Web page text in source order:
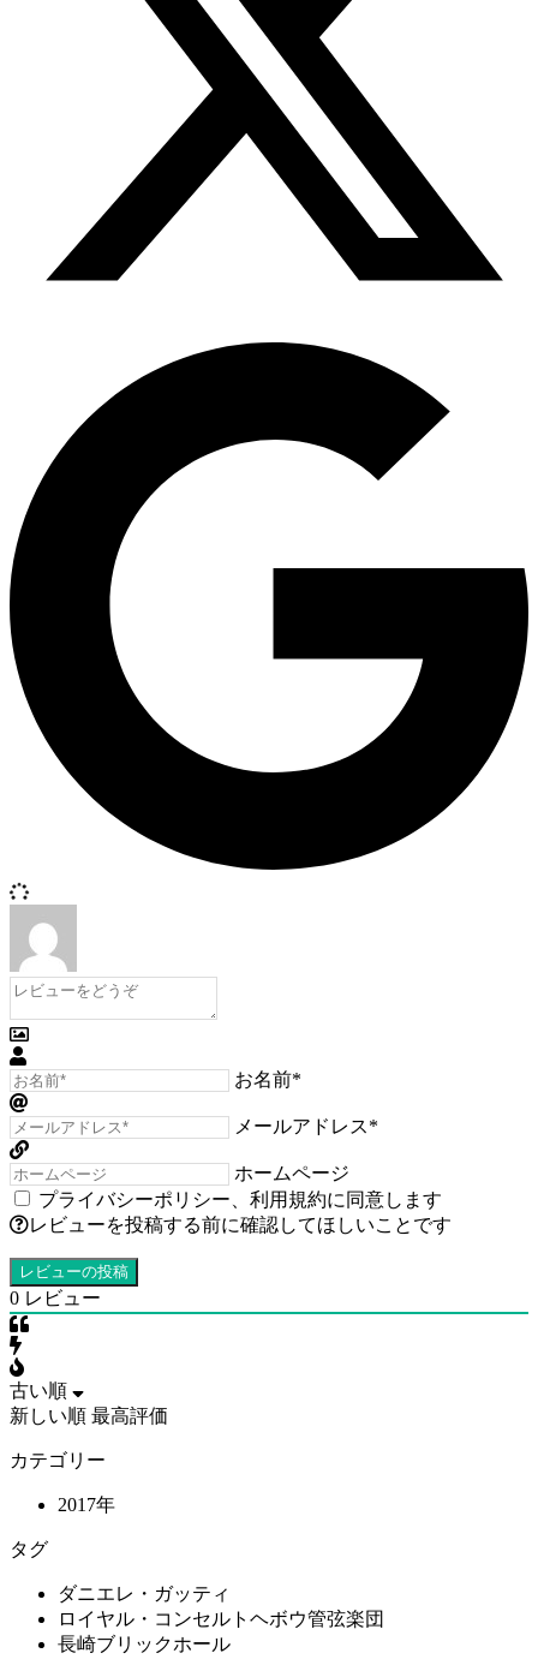
お名前*
メールアドレス*
ホームページ
プライバシーポリシー
利用規約に同意します
レビューを投稿する前に確認してほしいことです
0 レビュー
古い順
新しい順 最高評価
カテゴリー
2017年
タグ
ダニエレ・ガッティ
ロイヤル・コンセルトヘボウ管弦楽団
長崎ブリックホール